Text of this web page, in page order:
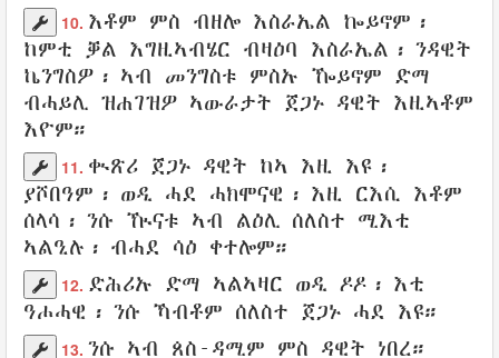
10. እቶም ምስ ብዘሎ እስራኤል ኰይኖም፡
ከምቲ ቓል እግዚኣብሄር ብዛዕባ እስራኤል፡ ንዳዊት
ኬንግስዎ ፡ ኣብ መንግስቱ ምስኡ ዀይኖም ድማ
ብሓይሊ ዝሐገዝዎ ኣውራታት ጀጋኑ ዳዊት እዚኣቶም
እዮም።
11. ቊጽሪ ጀጋኑ ዳዊት ከኣ እዚ እዩ፡
ያሾበዓም ፡ ወዲ ሓደ ሓክሞናዊ ፡ እዚ ርእሲ እቶም
ሰላሳ፡ ንሱ ዂናቱ ኣብ ልዕሊ ሰለስተ ሚእቲ
ኣልዒሉ ፡ ብሓደ ሳዕ ቀተሎም።
12. ድሕሪኡ ድማ ኣልኣዛር ወዲ ዶዶ ፡ እቲ
ዓሖሓዊ ፡ ንሱ ኻብቶም ሰለስተ ጀጋኑ ሓደ እዩ።
13. ንሱ ኣብ ጰስ-ዳሚም ምስ ዳዊት ነበረ።